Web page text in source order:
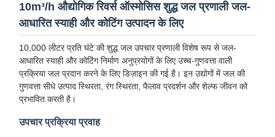
10m³/h औद्योगिक रिवर्स ऑस्मोसिस शुद्ध जल प्रणाली जल-
आधारित स्याही और कोटिंग उत्पादन के लिए
10,000 लीटर प्रति घंटे की शुद्ध जल उपचार प्रणाली विशेष रूप से जल-
आधारित स्याही और कोटिंग निर्माण अनुप्रयोगों के लिए उच्च-गुणवत्ता वाली
प्रक्रिया जल प्रदान करने के लिए डिज़ाइन की गई है। इन उद्योगों में जल की
गुणवत्ता सीधे उत्पाद स्थिरता, रंग स्थिरता, फैलाव प्रदर्शन और शेल्फ जीवन को
प्रभावित करती है।
उपचार प्रक्रिया प्रवाह